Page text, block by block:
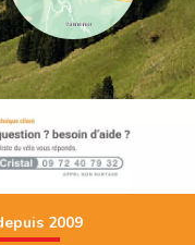
2009